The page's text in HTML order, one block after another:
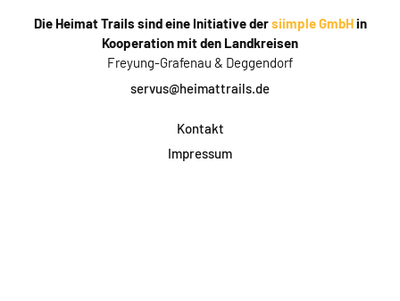
Die Heimat Trails sind eine Initiative dersiimple GmbHin
Kooperation mit den Landkreisen
Freyung-Grafenau & Deggendorf
servus@heimattrails.de
Kontakt
Impressum